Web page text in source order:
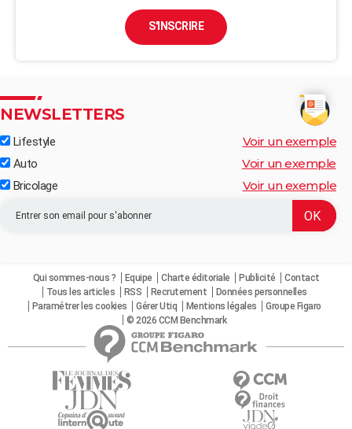
S'INSCRIRE
NEWSLETTERS
Lifestyle Voir un exemple
Auto Voir un exemple
Bricolage Voir un exemple
Qui sommes-nous ? Equipe Charte éditoriale Publicité
Contact
Tous les articles
RSS Recrutement
Données personnelles
Paramétrer les cookies
Gérer Utiq Mentions légales
Groupe Figaro
© 2026 CCM Benchmark